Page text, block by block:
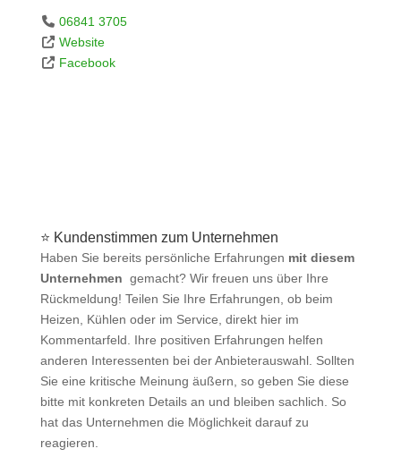
06841 3705
Website
Facebook
⭐ Kundenstimmen zum Unternehmen
Haben Sie bereits persönliche Erfahrungen mit diesem
Unternehmen gemacht? Wir freuen uns über Ihre
Rückmeldung! Teilen Sie Ihre Erfahrungen, ob beim
Heizen, Kühlen oder im Service, direkt hier im
Kommentarfeld. Ihre positiven Erfahrungen helfen
anderen Interessenten bei der Anbieterauswahl. Sollten
Sie eine kritische Meinung äußern, so geben Sie diese
bitte mit konkreten Details an und bleiben sachlich. So
hat das Unternehmen die Möglichkeit darauf zu
reagieren.